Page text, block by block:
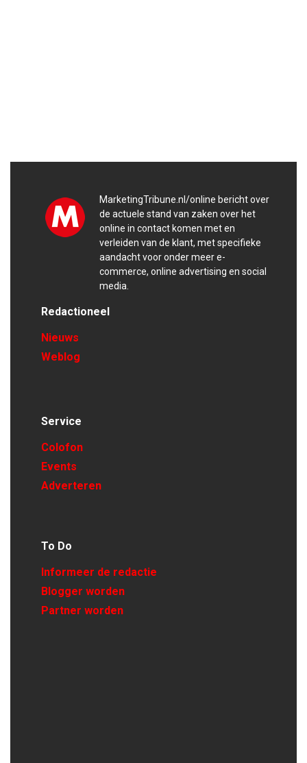
MarketingTribune.nl/online bericht over
de actuele stand van zaken over het
online in contact komen met en
verleiden van de klant, met specifieke
aandacht voor onder meer e-
commerce, online advertising en social
media.
Redactioneel
Nieuws
Weblog
Service
Colofon
Events
Adverteren
To Do
Informeer de redactie
Blogger worden
Partner worden